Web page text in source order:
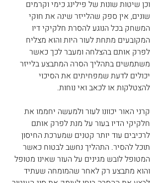
וכן שיטות שונות של פילינג כימי וקרמים
שונים, אין ספק שהלייזר שינה את חוקי
המשחק בכל הנוגע להסרת חלקיקי דיו
המקובעים מתחת לעור היות והוא מצליח
לפרק אותם בהצלחה ומעבר לכך כאשר
משתמשים בתהליך הסרה המתבצע בלייזר
יכולים לדעת שמפחיתים את הסיכוי
להצטלקות או לכאב ואי נוחות.
קרני האור יכוונו לעור ולמעשה יחממו את
חלקיקי הדיו בעור על מנת לפרק אותם
לרכיבים עוד יותר קטנים שמערכת החיסון
תוכל להסיר. התהליך נחשב לבטוח כאשר
המטופל לובש מגינים על העור שאינו מטופל
והוא מתבצע רק לאחר שהמומחה שעתיד